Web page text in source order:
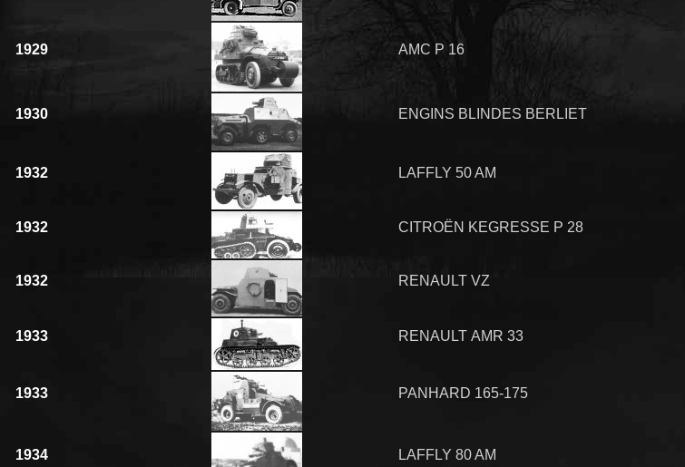
1929 AMC P 16
1930 ENGINS BLINDES BERLIET
1932 LAFFLY 50 AM
1932 CITROËN KEGRESSE P 28
1932 RENAULT VZ
1933 RENAULT AMR 33
1933 PANHARD 165-175
1934 LAFFLY 80 AM